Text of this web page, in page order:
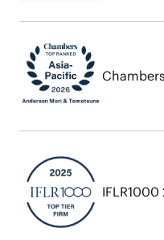
IFLR1000